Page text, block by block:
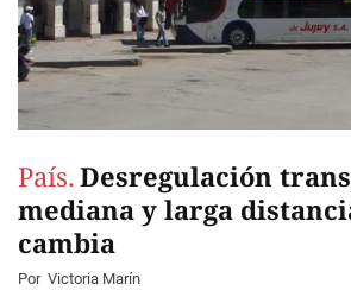
País. Desregulación
mediana y larga
cambia
Por Victoria Marín